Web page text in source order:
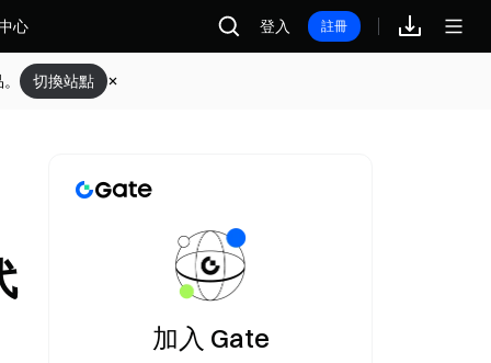
心 登入 註冊
切換站點
加入 Gate